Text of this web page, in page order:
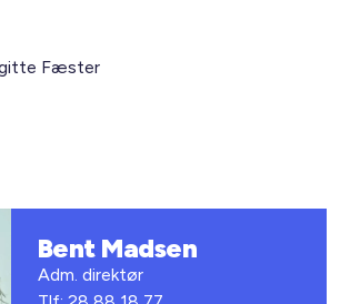
Fæster
Bent Madsen
Adm. direktør